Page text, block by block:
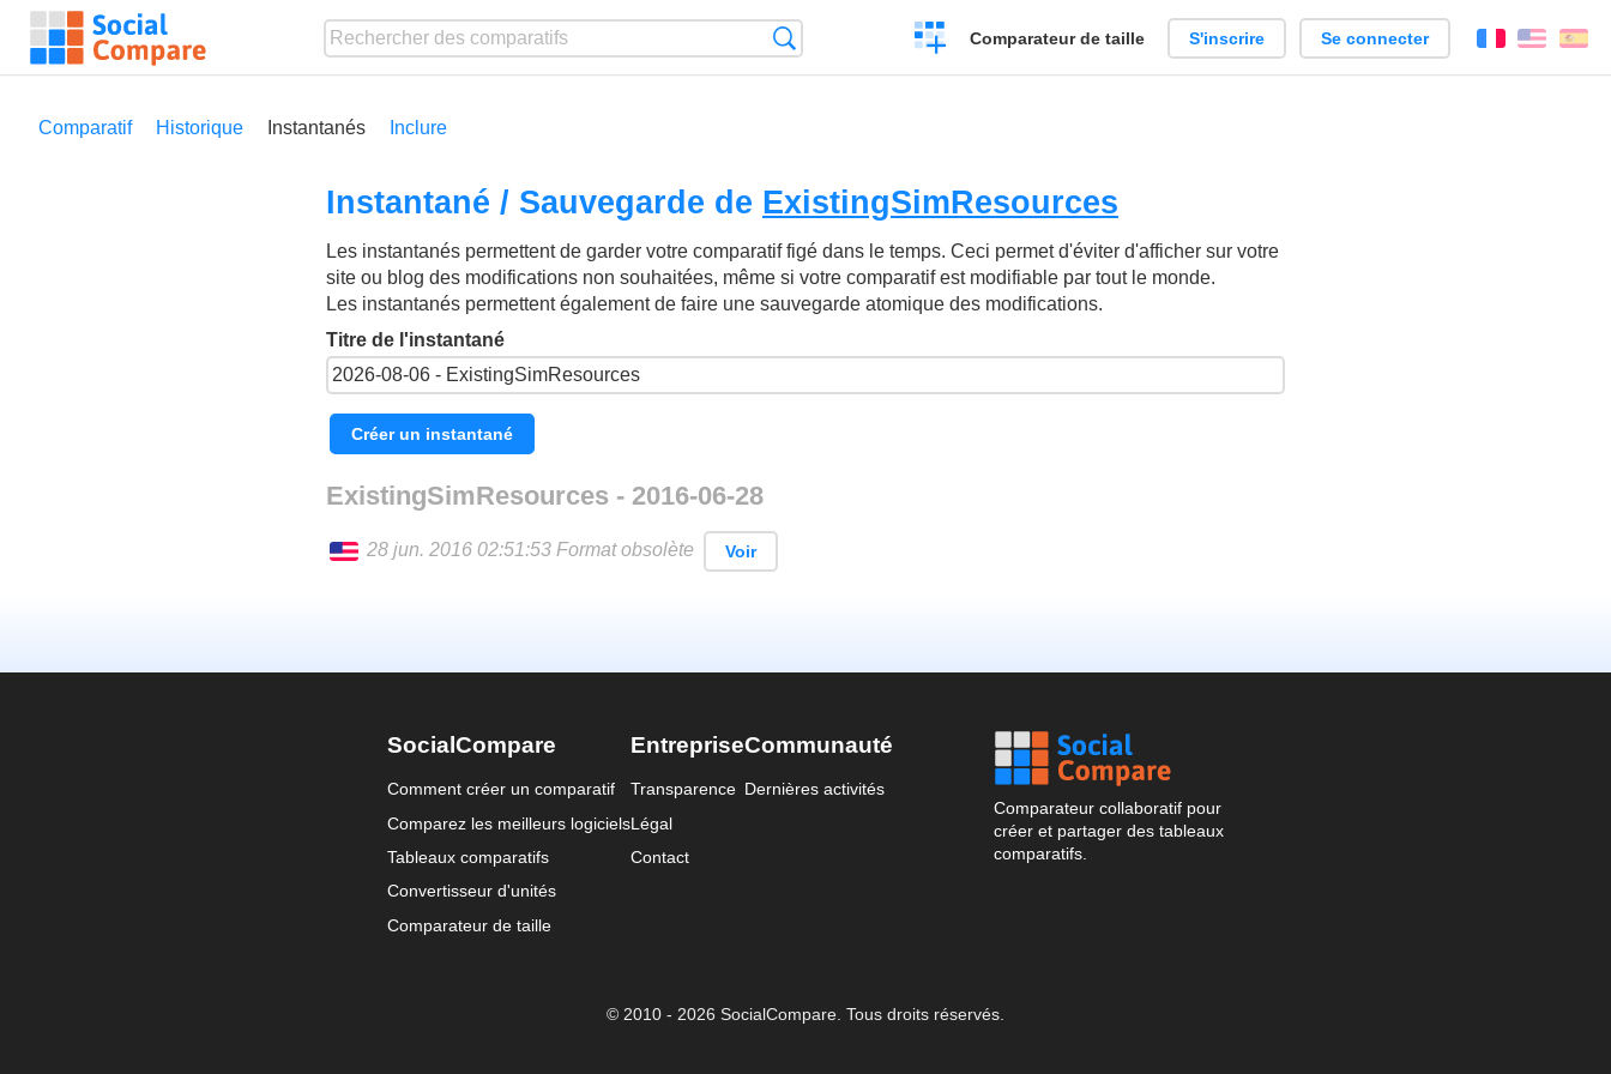
Créer
un
Comparateur de taille S'inscrire Se connecter FrançaisEnglish
Comparatif Historique Instantanés Inclure
Instantané / Sauvegarde de ExistingSimResources
Les instantanés permettent de garder votre comparatif figé dans le temps. Ceci permet d'éviter d'afficher sur votre
site ou blog des modifications non souhaitées, même si votre comparatif est modifiable par tout le monde.
Les instantanés permettent également de faire une sauvegarde atomique des modifications.
Titre de l'instantané
Créer un instantané
ExistingSimResources - 2016-06-28
English
28 jun. 2016 02:51:53 Format obsolète Voir
SocialCompare
Comment créer un comparatif
Comparez les meilleurs logiciels
Tableaux comparatifs
Convertisseur d'unités
Comparateur de taille
Entreprise
Transparence
Légal
Contact
Communauté
Dernières activités
Comparateur collaboratif pour
créer et partager des tableaux
comparatifs.
© 2010 - 2026 SocialCompare. Tous droits réservés.